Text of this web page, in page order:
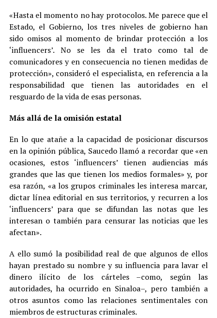
«Hasta el momento no hay protocolos. Me parece que el
Estado, el Gobierno, los tres niveles de gobierno han
sido omisos al momento de brindar protección a los
‘influencers’. No se les da el trato como tal de
comunicadores y en consecuencia no tienen medidas de
protección», consideró el especialista, en referencia a la
responsabilidad que tienen las autoridades en el
resguardo de la vida de esas personas.
Más allá de la omisión estatal
En lo que atañe a la capacidad de posicionar discursos
en la opinión pública, Saucedo llamó a recordar que «en
ocasiones, estos ‘influencers’ tienen audiencias más
grandes que las que tienen los medios formales» y, por
esa razón, «a los grupos criminales les interesa marcar,
dictar línea editorial en sus territorios, y recurren a los
‘influencers’ para que se difundan las notas que les
interesan o también para censurar las noticias que les
afectan».
A ello sumó la posibilidad real de que algunos de ellos
hayan prestado su nombre y su influencia para lavar el
dinero ilícito de los cárteles –como, según las
autoridades, ha ocurrido en Sinaloa–, pero también a
otros asuntos como las relaciones sentimentales con
miembros de estructuras criminales.